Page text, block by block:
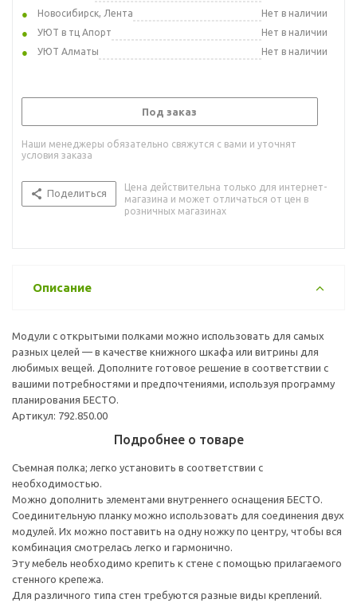
Новосибирск, Лента
Нет в наличии
УЮТ в тц Апорт
Нет в наличии
УЮТ Алматы
Нет в наличии
Под заказ
Наши менеджеры обязательно свяжутся с вами и уточнят
условия заказа
Поделиться
Цена действительна только для интернет-
магазина и может отличаться от цен в
розничных магазинах
Описание
Модули с открытыми полками можно использовать для самых
разных целей — в качестве книжного шкафа или витрины для
любимых вещей. Дополните готовое решение в соответствии с
вашими потребностями и предпочтениями, используя программу
планирования БЕСТО.
Артикул: 792.850.00
Подробнее о товаре
Съемная полка; легко установить в соответствии с
необходимостью.
Можно дополнить элементами внутреннего оснащения БЕСТО.
Соединительную планку можно использовать для соединения двух
модулей. Их можно поставить на одну ножку по центру, чтобы вся
комбинация смотрелась легко и гармонично.
Эту мебель необходимо крепить к стене с помощью прилагаемого
стенного крепежа.
Для различного типа стен требуются разные виды креплений.